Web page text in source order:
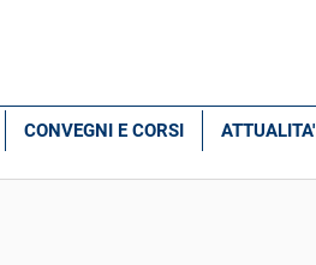
CONVEGNI E CORSI ATTUALITA'